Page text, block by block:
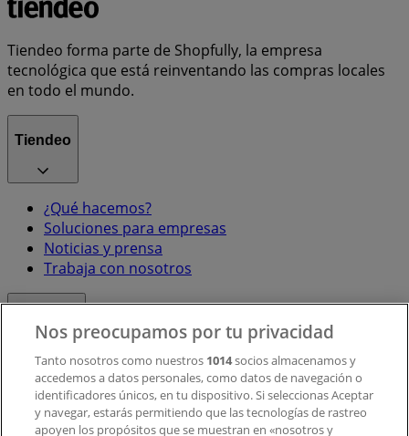
Tiendeo forma parte de Shopfully, la empresa
tecnológica que está reinventando las compras locales
en todo el mundo.
Tiendeo
¿Qué hacemos?
Soluciones para empresas
Noticias y prensa
Trabaja con nosotros
Contacto comercial y de marketing
Tienda mal colocada en el mapa
Notificar un folleto
Nos preocupamos por tu privacidad
Tanto nosotros como nuestros 1014socios almacenamos y
accedemos a datos personales, como datos de navegación o
identificadores únicos, en tu dispositivo. Si seleccionas Aceptar
y navegar, estarás permitiendo que las tecnologías de rastreo
apoyen los propósitos que se muestran en «nosotros y